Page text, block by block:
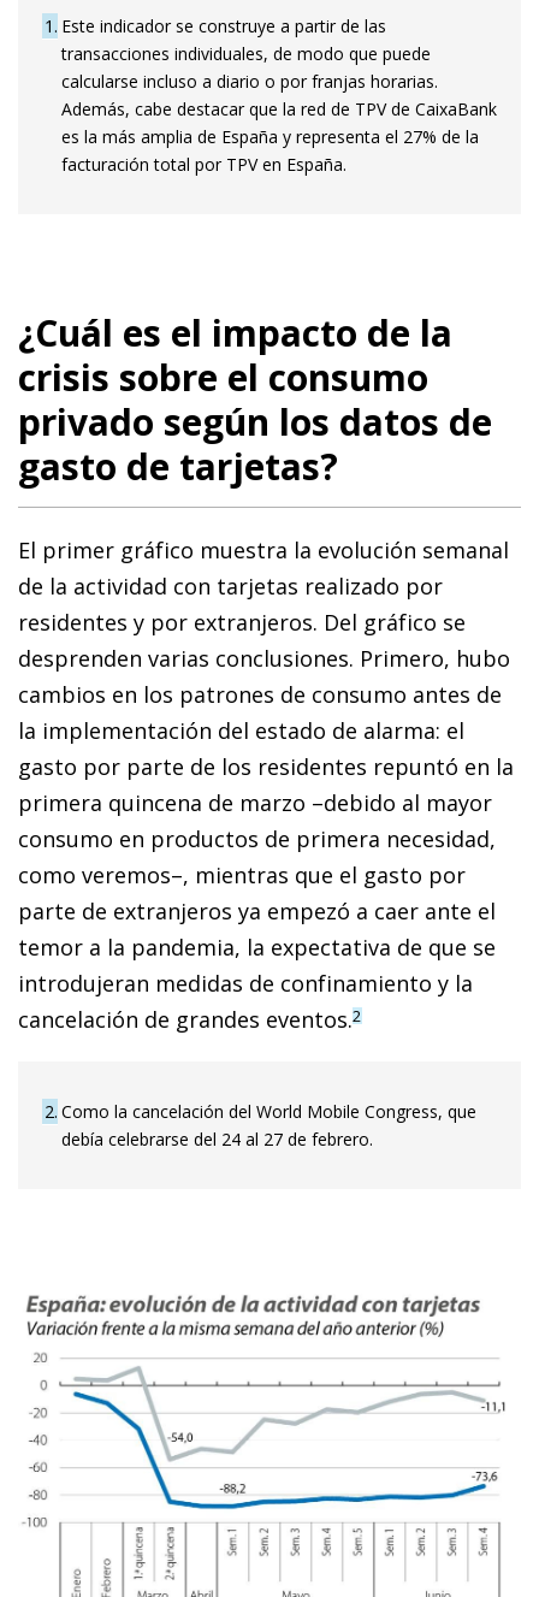
1 Este indicador se construye a partir de las
transacciones individuales, de modo que puede
calcularse incluso a diario o por franjas horarias.
Además, cabe destacar que la red de TPV de CaixaBank
es la más amplia de España y representa el 27% de la
facturación total por TPV en España.
¿Cuál es el impacto de la
crisis sobre el consumo
privado según los datos de
gasto de tarjetas?
El primer gráfico muestra la evolución semanal
de la actividad con tarjetas realizado por
residentes y por extranjeros. Del gráfico se
desprenden varias conclusiones. Primero, hubo
cambios en los patrones de consumo antes de
la implementación del estado de alarma: el
gasto por parte de los residentes repuntó en la
primera quincena de marzo –debido al mayor
consumo en productos de pri­­mera necesidad,
como veremos–, mientras que el gasto por
parte de extranjeros ya empezó a caer ante el
te­­mor a la pandemia, la expectativa de que se
introdujeran medidas de confinamiento y la
cancelación de grandes eventos.2
2 Como la cancelación del World Mobile Congress, que
debía celebrarse del 24 al 27 de febrero.